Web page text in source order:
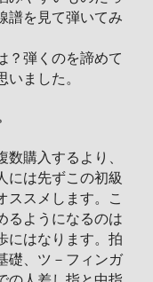
譜を見て弾いてみ
？弾くのを諦めて
ました。
購入するより、
には先ずこの初級
ススメします。こ
るようになるのは
にはなります。拍
礎、ツ－フィンガ